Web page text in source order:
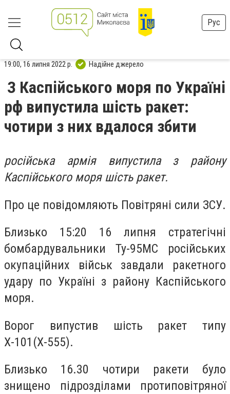
Рус
19:00, 16 липня 2022 р. Надійне джерело
З Каспійського моря по Україні
рф випустила шість ракет:
чотири з них вдалося збити
російська армія випустила з району
Каспійського моря шість ракет.
Про це повідомляють Повітряні сили ЗСУ.
Близько 15:20 16 липня стратегічні
бомбардувальники Ту-95МС російських
окупаційних військ завдали ракетного
удару по Україні з району Каспійського
моря.
Ворог випустив шість ракет типу
Х-101(Х-555).
Близько 16.30 чотири ракети було
знищено підрозділами протиповітряної